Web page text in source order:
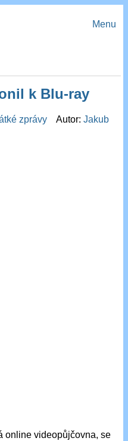
Menu
k Blu-ray
zprávy Autor:Jakub
online videopůjčovna, se